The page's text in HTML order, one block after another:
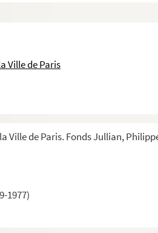
Ville de Paris
Ville de Paris. Fonds Jullian,
1977)